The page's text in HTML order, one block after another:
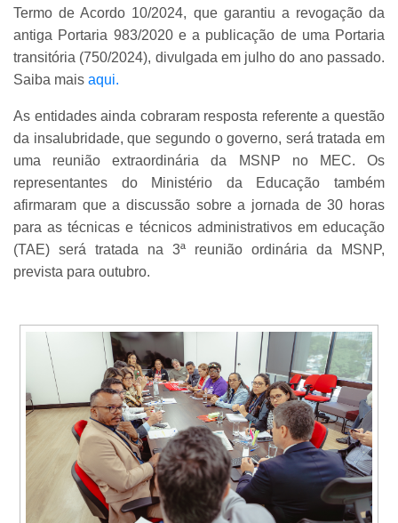
Termo de Acordo 10/2024, que garantiu a revogação da
antiga Portaria 983/2020 e a publicação de uma Portaria
transitória (750/2024), divulgada em julho do ano passado.
Saiba mais aqui.
As entidades ainda cobraram resposta referente a questão
da insalubridade, que segundo o governo, será tratada em
uma reunião extraordinária da MSNP no MEC. Os
representantes do Ministério da Educação também
afirmaram que a discussão sobre a jornada de 30 horas
para as técnicas e técnicos administrativos em educação
(TAE) será tratada na 3ª reunião ordinária da MSNP,
prevista para outubro.